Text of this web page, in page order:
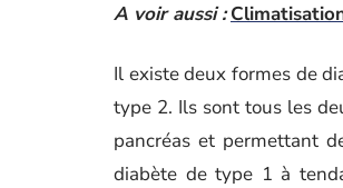
A voir aussi :
Il existe deux formes de
type 2. Ils sont tous les
pancréas et permettant
diabète de type 1 à